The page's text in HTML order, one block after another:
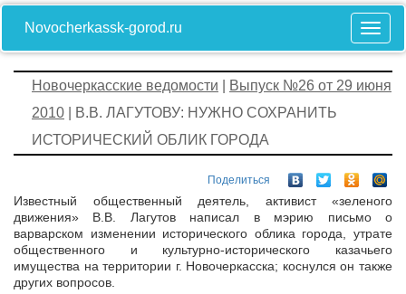
Novocherkassk-gorod.ru
Новочеркасские ведомости
Выпуск №26 от 29 июня
2010 | В.В. ЛАГУТОВУ: НУЖНО СОХРАНИТЬ
ИСТОРИЧЕСКИЙ ОБЛИК ГОРОДА
Поделиться
Известный общественный деятель, активист «зеленого
движения» В.В. Лагутов написал в мэрию письмо о
варварском изменении исторического облика города, утрате
общественного и культурно-исторического казачьего
имущества на территории г. Новочеркасска; коснулся он также
других вопросов.